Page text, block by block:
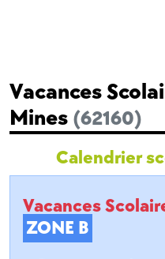
Vacances
Mines (62160)
Calendrier
Vacances
ZONE B